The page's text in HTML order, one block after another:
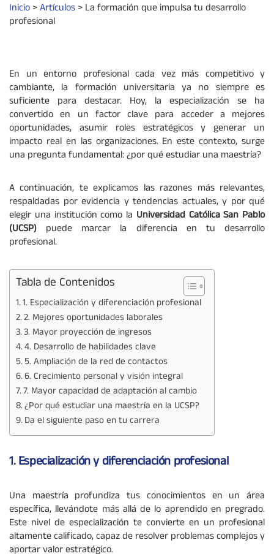
Inicio>Artículos>La formación que impulsa tu desarrollo
profesional
En un entorno profesional cada vez más competitivo y
cambiante, la formación universitaria ya no siempre es
suficiente para destacar. Hoy, la especialización se ha
convertido en un factor clave para acceder a mejores
oportunidades, asumir roles estratégicos y generar un
impacto real en las organizaciones. En este contexto, surge
una pregunta fundamental: ¿por qué estudiar una maestría?
A continuación, te explicamos las razones más relevantes,
respaldadas por evidencia y tendencias actuales, y por qué
elegir una institución como la Universidad Católica San Pablo
(UCSP) puede marcar la diferencia en tu desarrollo
profesional.
Tabla de Contenidos
1. Especialización y diferenciación profesional
2. Mejores oportunidades laborales
3. Mayor proyección de ingresos
4. Desarrollo de habilidades clave
5. Ampliación de la red de contactos
6. Crecimiento personal y visión integral
7. Mayor capacidad de adaptación al cambio
¿Por qué estudiar una maestría en la UCSP?
Da el siguiente paso en tu carrera
1. Especialización y diferenciación profesional
Una maestría profundiza tus conocimientos en un área
específica, llevándote más allá de lo aprendido en pregrado.
Este nivel de especialización te convierte en un profesional
altamente calificado, capaz de resolver problemas complejos y
aportar valor estratégico.